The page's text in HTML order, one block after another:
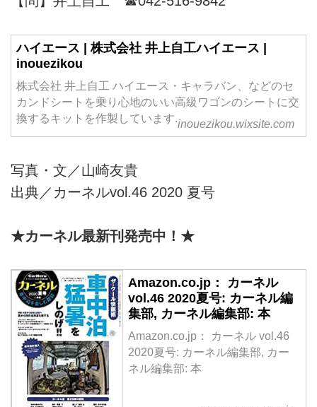
ハイエース | 株式会社 井上自工ハイエース |
inouezikou
株式会社 井上自工 ハイエース・キャラバン、などのセ
カンドシートを乗り心地のいい高級ワゴンのシートに交
換するキットを作製しています.
inouezikou.wixsite.com
写真・文／山崎友貴
出典／カーネルvol.46 2020 夏号
★カーネル最新刊発売中！★
Amazon.co.jp： カーネル
vol.46 2020夏号: カーネル編
集部, カーネル編集部: 本
Amazon.co.jp： カーネル vol.46
2020夏号: カーネル編集部, カー
ネル編集部: 本